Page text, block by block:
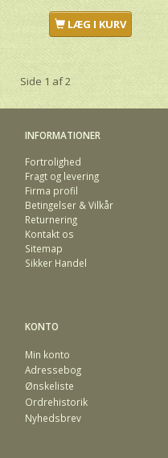
LÆG I KURV
Side 1 af 2
INFORMATIONER
Fortrolighed
Fragt og levering
Firma profil
Betingelser & Vilkår
Returnering
Kontakt os
Sitemap
Sikker Handel
KONTO
Min konto
Adressebog
Ønskeliste
Ordrehistorik
Nyhedsbrev